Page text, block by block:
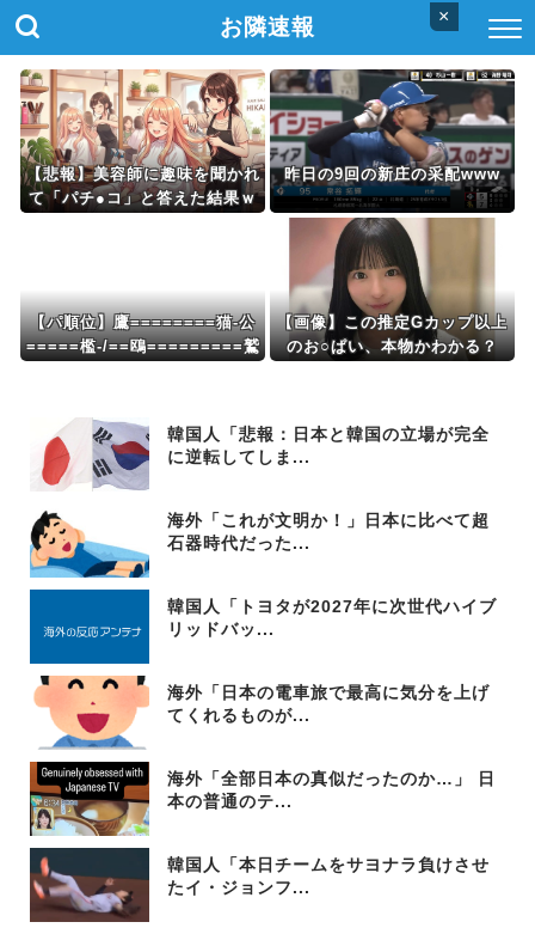
×
お隣速報
【悲報】美容師に趣味を聞かれ
て「パチ●コ」と答えた結果ｗ
昨日の9回の新庄の采配www
【パ順位】鷹========猫-公
=====檻-/==鴎=========鷲
【画像】この推定Gカップ以上
のお○ぱい、本物かわかる？
韓国人「悲報：日本と韓国の立場が完全
に逆転してしま...
海外「これが文明か！」日本に比べて超
石器時代だった...
韓国人「トヨタが2027年に次世代ハイブ
リッドバッ...
海外「日本の電車旅で最高に気分を上げ
てくれるものが...
海外「全部日本の真似だったのか…」 日
本の普通のテ...
韓国人「本日チームをサヨナラ負けさせ
たイ・ジョンフ...